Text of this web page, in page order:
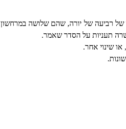
של רביעה של יורה, שהם שלושה במרחשון
תעניות על הסדר שאמר.
שינוי אחר.